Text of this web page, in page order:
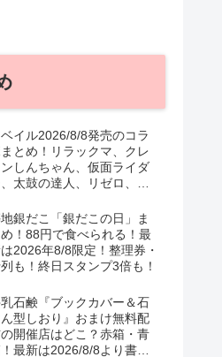
イル2026/8/8発売のコラ
とめ！リラックマ、クレ
ンしんちゃん、仮面ライダ
太鼓の達人、リゼロ、テ
ミ、入荷数、行列、売り
れ、整理券は？
銀だこ「銀だこの日」ま
め！88円で食べられる！最
2026年8/8限定！整理券・
も！終日スタンプ3倍も！
石鹸『ブックカバー＆石
型しおり』おまけ無料配
開催店はどこ？赤箱・青
最新は2026/8/8より書店